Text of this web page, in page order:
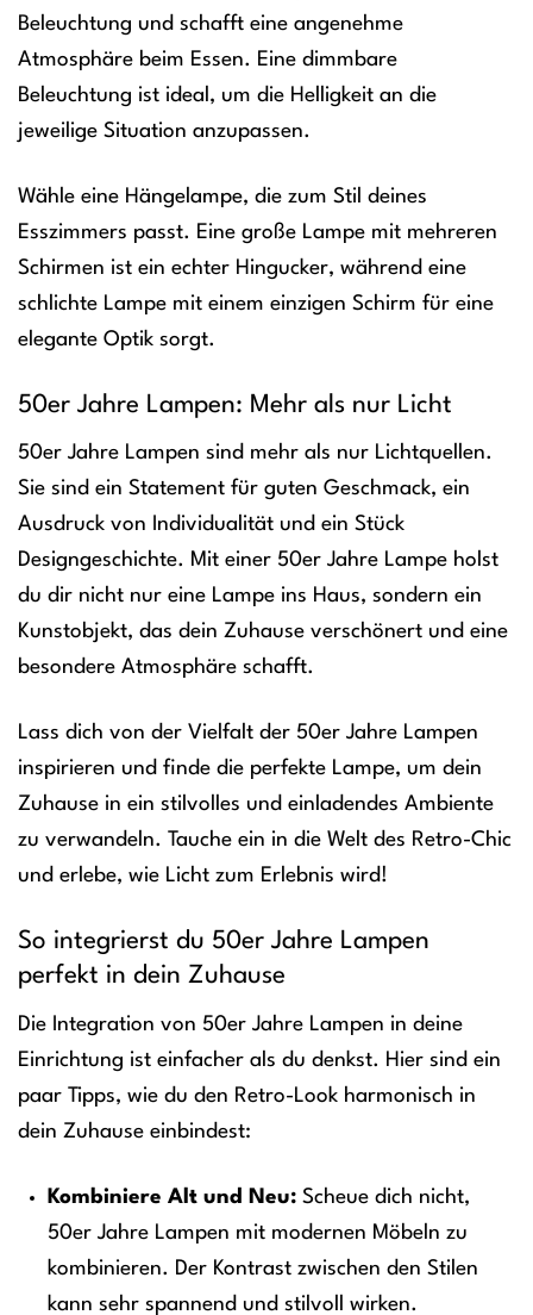
Beleuchtung und schafft eine angenehme
Atmosphäre beim Essen. Eine dimmbare
Beleuchtung ist ideal, um die Helligkeit an die
jeweilige Situation anzupassen.
Wähle eine Hängelampe, die zum Stil deines
Esszimmers passt. Eine große Lampe mit mehreren
Schirmen ist ein echter Hingucker, während eine
schlichte Lampe mit einem einzigen Schirm für eine
elegante Optik sorgt.
50er Jahre Lampen: Mehr als nur Licht
50er Jahre Lampen sind mehr als nur Lichtquellen.
Sie sind ein Statement für guten Geschmack, ein
Ausdruck von Individualität und ein Stück
Designgeschichte. Mit einer 50er Jahre Lampe holst
du dir nicht nur eine Lampe ins Haus, sondern ein
Kunstobjekt, das dein Zuhause verschönert und eine
besondere Atmosphäre schafft.
Lass dich von der Vielfalt der 50er Jahre Lampen
inspirieren und finde die perfekte Lampe, um dein
Zuhause in ein stilvolles und einladendes Ambiente
zu verwandeln. Tauche ein in die Welt des Retro-Chic
und erlebe, wie Licht zum Erlebnis wird!
So integrierst du 50er Jahre Lampen
perfekt in dein Zuhause
Die Integration von 50er Jahre Lampen in deine
Einrichtung ist einfacher als du denkst. Hier sind ein
paar Tipps, wie du den Retro-Look harmonisch in
dein Zuhause einbindest:
Kombiniere Alt und Neu:Scheue dich nicht,
50er Jahre Lampen mit modernen Möbeln zu
kombinieren. Der Kontrast zwischen den Stilen
kann sehr spannend und stilvoll wirken.